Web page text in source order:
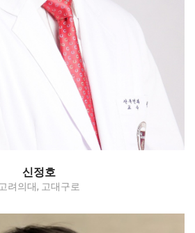
/ Hysterectomy benign,
Sacrocolpopexy
신정호
고려의대, 고대구로